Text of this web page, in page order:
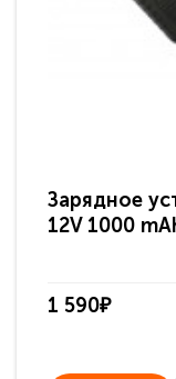
Зарядное
12V 1000
1 590₽